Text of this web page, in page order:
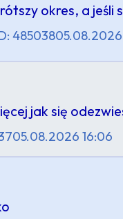
okres, a
48503805.08.2026
jak się
05.08.2026 16:06